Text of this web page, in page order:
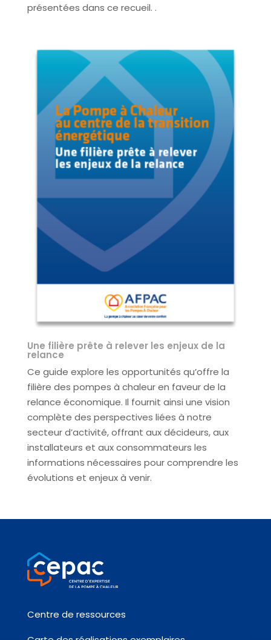
présentées dans ce recueil. .
Une filière prête à relever les enjeux de la
relance
Ce guide explore les opportunités qu’offre la
filière des pompes à chaleur en faveur de la
relance économique. Il fournit ainsi une vision
complète des perspectives liées à notre
secteur d’activité, offrant aux décideurs, aux
installateurs et aux consommateurs les
informations nécessaires pour comprendre les
évolutions et enjeux à venir.
Centre de ressources